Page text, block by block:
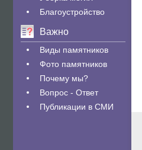
Благоустройство
Важно
Виды памятников
Фото памятников
Почему мы?
Вопрос - Ответ
Публикации в СМИ